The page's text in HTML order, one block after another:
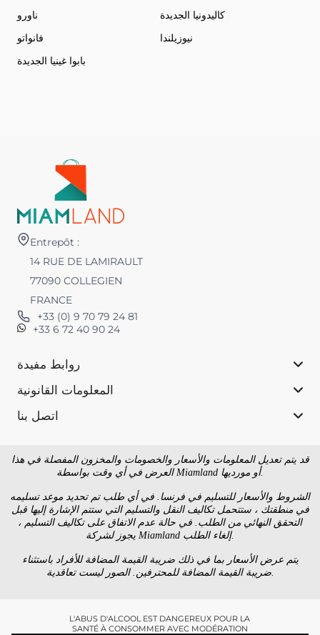
ناورو
كاليدونيا الجديدة
فانواتو
نيوزيلندا
بابوا غينيا الجديدة
Entrepôt :
14 RUE DE LAMIRAULT
77090 COLLEGIEN
FRANCE
+33 (0) 9 70 79 24 81
+33 6 72 40 90 24
روابط مفيدة
المعلومات القانونية
اتصل بنا
قد يتم تعديل المعلومات والأسعار والخصومات والمخزون المفصلة في هذا
العرض في أي وقت بواسطة Miamland أو مورديها.
الشروط والأسعار للتسليم في فرنسا. في أي طلب تم تحديد موعد تسليمه
في منطقتك ، ستتحمل تكاليف النقل والتسليم التي ستتم الإشارة إليها قبل
التحقق النهائي من الطلب. في حالة عدم الاتفاق على تكاليف التسليم ،
يجوز لشركة Miamland إلغاء الطلب.
يتم عرض الأسعار بما في ذلك ضريبة القيمة المضافة للأفراد باستثناء
ضريبة القيمة المضافة للمحترفين. الصور ليست تعاقدية.
L'ABUS D'ALCOOL EST DANGEREUX POUR LA
SANTÉ À CONSOMMER AVEC MODÉRATION